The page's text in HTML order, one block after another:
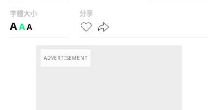
字體大小
AAA
分享
ADVERTISEMENT